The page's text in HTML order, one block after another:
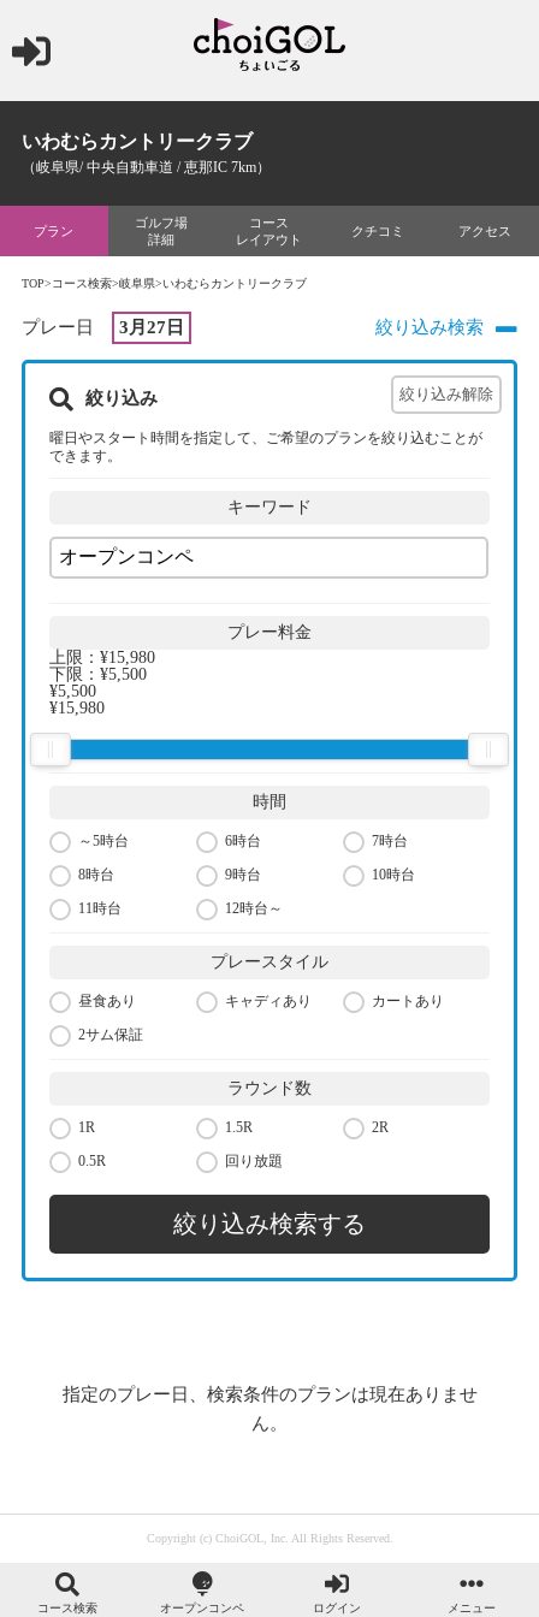
いわむらカントリークラブ
（岐阜県/ 中央自動車道 / 恵那IC 7km）
プラン
ゴルフ場
詳細
コース
レイアウト
クチコミ アクセス
TOP>コース検索>岐阜県>いわむらカントリークラブ
プレー日 3月27日 絞り込み検索
絞り込み
曜日やスタート時間を指定して、ご希望のプランを絞り込むことが
できます。
キーワード
プレー料金
上限： ¥15,980
下限： ¥5,500
¥5,500
¥15,980
時間
～5時台 6時台
7時台
8時台
9時台
10時台
11時台
12時台～
プレースタイル
昼食あり キャディあり
カートあり
2サム保証
ラウンド数
1R 1.5R
2R
0.5R
回り放題
指定のプレー日、検索条件のプランは現在ありませ
ん。
Copyright (c) ChoiGOL, Inc. All Rights Reserved.
コース検索 オープンコンペ ログイン メニュー